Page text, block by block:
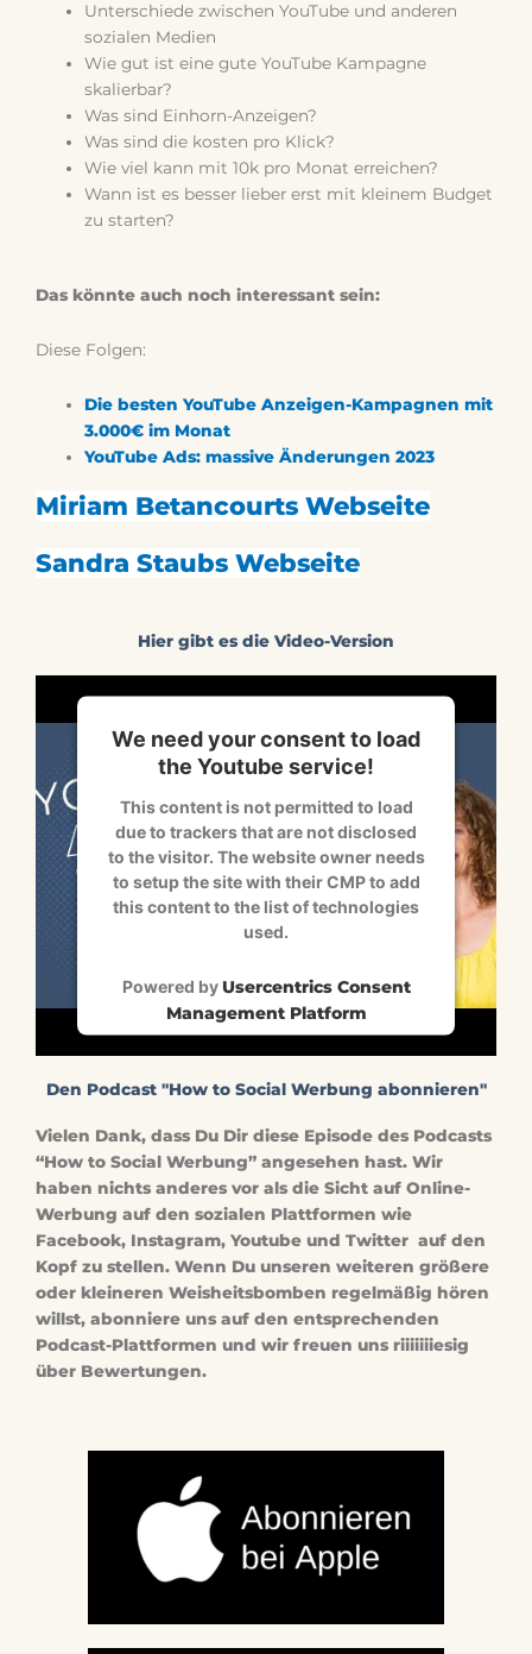
Unterschiede zwischen YouTube und anderen
sozialen Medien
Wie gut ist eine gute YouTube Kampagne
skalierbar?
Was sind Einhorn-Anzeigen?
Was sind die kosten pro Klick?
Wie viel kann mit 10k pro Monat erreichen?
Wann ist es besser lieber erst mit kleinem Budget
zu starten?
Das könnte auch noch interessant sein:
Diese Folgen:
Die besten YouTube Anzeigen-Kampagnen mit
3.000€ im Monat
YouTube Ads: massive Änderungen 2023
Miriam Betancourts Webseite
Sandra Staubs Webseite
Hier gibt es die Video-Version
We need your consent to load
the Youtube service!
This content is not permitted to load
due to trackers that are not disclosed
to the visitor. The website owner needs
to setup the site with their CMP to add
this content to the list of technologies
used.
Powered by Usercentrics Consent
Management Platform
Den Podcast "How to Social Werbung abonnieren"
Vielen Dank, dass Du Dir diese Episode des Podcasts
“How to Social Werbung” angesehen hast. Wir
haben nichts anderes vor als die Sicht auf Online-
Werbung auf den sozialen Plattformen wie
Facebook, Instagram, Youtube und Twitter auf den
Kopf zu stellen. Wenn Du unseren weiteren größere
oder kleineren Weisheitsbomben regelmäßig hören
willst, abonniere uns auf den entsprechenden
Podcast-Plattformen und wir freuen uns riiiiiiiesig
über Bewertungen.